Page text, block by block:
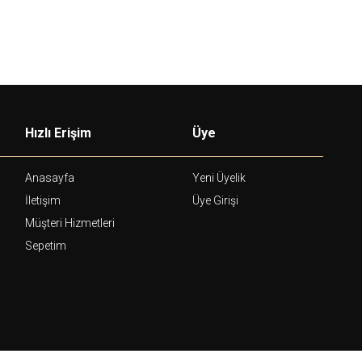
Hızlı Erişim
Anasayfa
İletişim
Müşteri Hizmetleri
Sepetim
Üye
Yeni Üyelik
Üye Girişi